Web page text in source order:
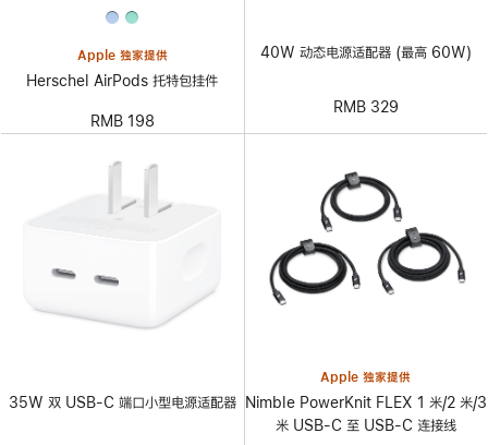
Apple 独家提供
Herschel AirPods 托特包挂件
RMB 198
40W 动态电源适配器 (最高 60W)
RMB 329
35W 双 USB-C 端口小型电源适配器
Apple 独家提供
Nimble PowerKnit FLEX 1 米/2 米/3
米 USB-C 至 USB-C 连接线